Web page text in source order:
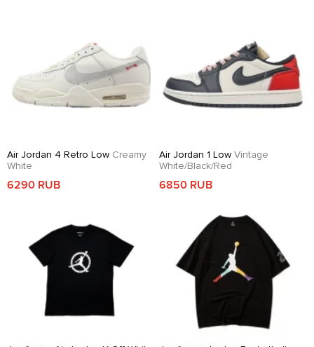
Air Jordan 4 Retro Low Creamy
White
6290 RUB
Air Jordan 1 Low Vintage
White/Black/Red
6850 RUB